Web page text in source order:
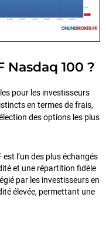
Nasdaq 100 ?
pour les investisseurs
en termes de frais,
des options les plus
est l’un des plus échangés
et une répartition fidèle
par les investisseurs en
élevée, permettant une